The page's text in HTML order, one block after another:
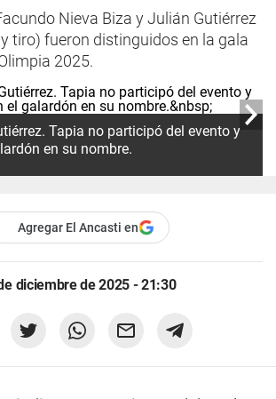
Nieva Biza y Julián Gutiérrez
tiro) fueron distinguidos en la gala
2025.
Tapia no participó del evento y
en su nombre.
Agregar El Ancasti en
diciembre de 2025 - 21:30